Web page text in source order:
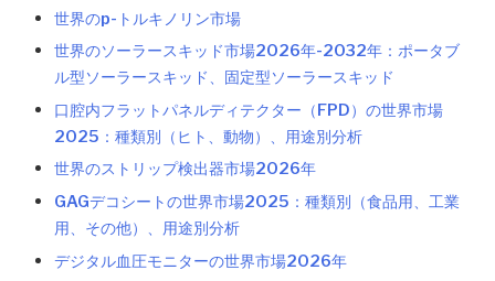
世界のp-トルキノリン市場
世界のソーラースキッド市場2026年-2032年：ポータブ
ル型ソーラースキッド、固定型ソーラースキッド
口腔内フラットパネルディテクター（FPD）の世界市場
2025：種類別（ヒト、動物）、用途別分析
世界のストリップ検出器市場2026年
GAGデコシートの世界市場2025：種類別（食品用、工業
用、その他）、用途別分析
デジタル血圧モニターの世界市場2026年